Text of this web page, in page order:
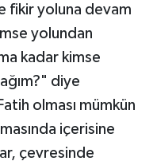
fikir yoluna devam
yolundan
kadar kimse
diye
olması mümkün
içerisine
çevresinde